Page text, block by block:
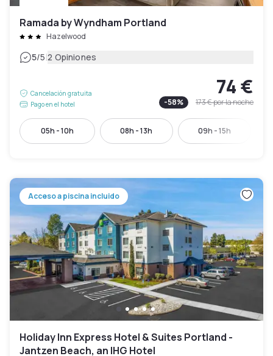
Ramada by Wyndham Portland
Hazelwood
5/5|2 Opiniones
Cancelación gratuita
Pago en el hotel
74 €
-58% 173 €por la noche
05h - 10h 08h - 13h 09h - 15h
Acceso a piscina incluido
Holiday Inn Express Hotel & Suites Portland -
Jantzen Beach, an IHG Hotel